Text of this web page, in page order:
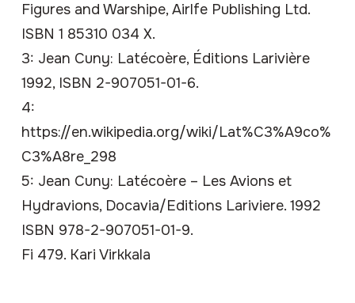
Figures and Warshipe, Airlfe Publishing Ltd.
ISBN 1 85310 034 X.
3: Jean Cuny: Latécoère, Éditions Larivière
1992, ISBN 2-907051-01-6.
4:
https://en.wikipedia.org/wiki/Lat%C3%A9co%
C3%A8re_298
5: Jean Cuny: Latécoère – Les Avions et
Hydravions, Docavia/Editions Lariviere. 1992
ISBN 978-2-907051-01-9.
Fi 479. Kari Virkkala